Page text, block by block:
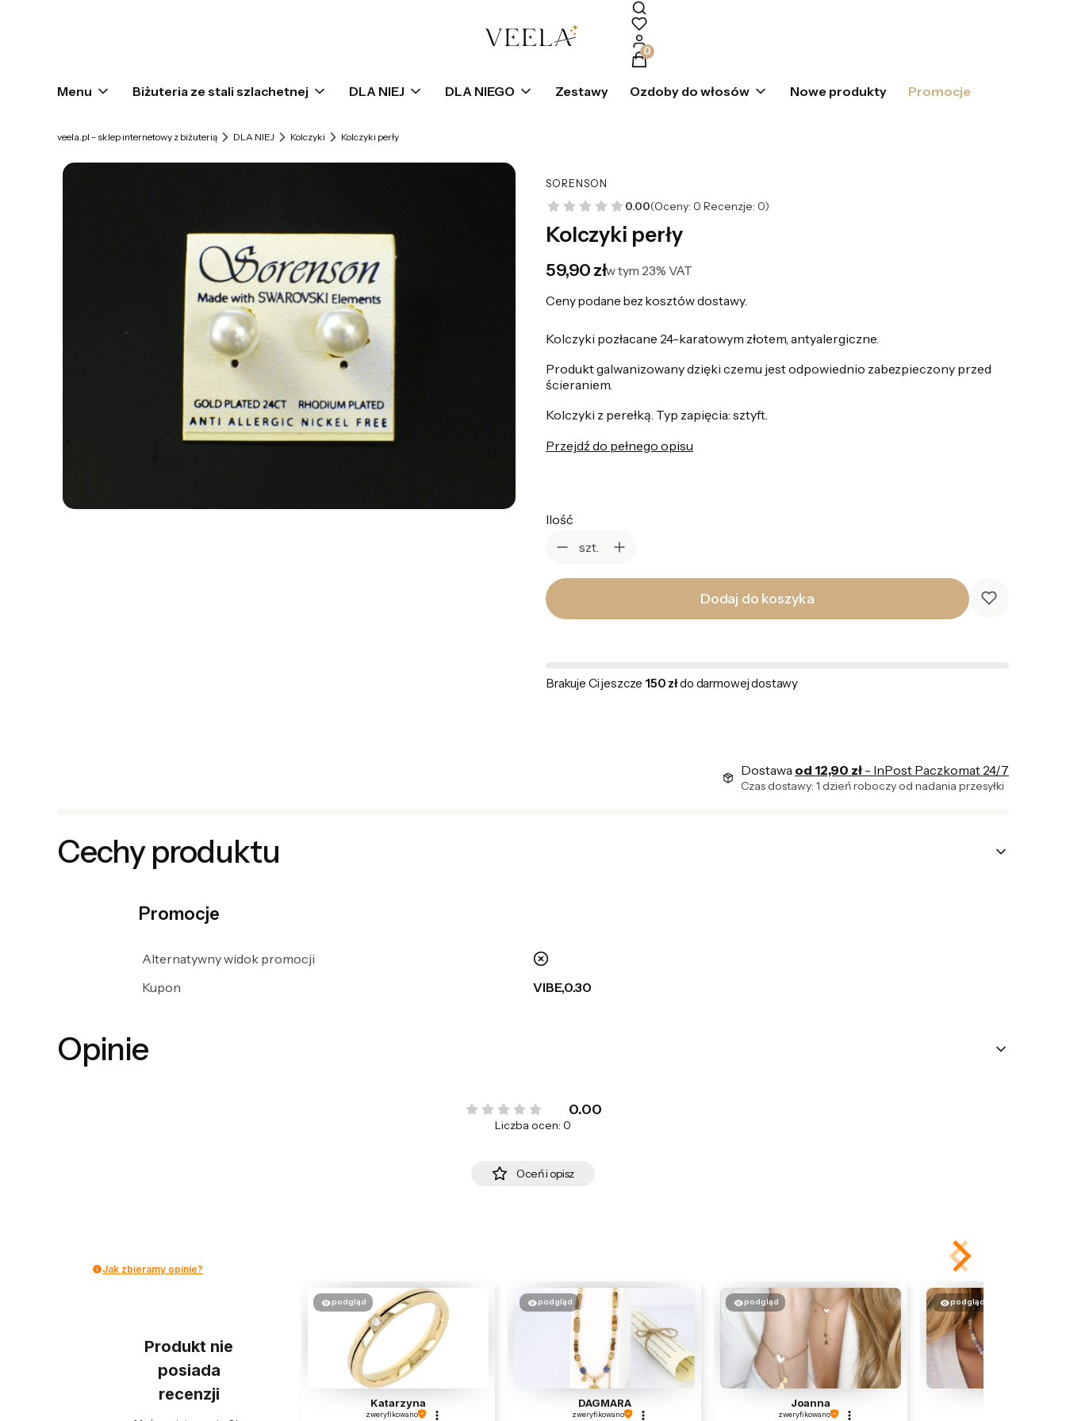
Produkty w koszyku: 0. Zobacz szczegóły
Menu Biżuteria ze stali szlachetnej DLA NIEJ DLA NIEGO Zestawy Ozdoby do włosów Nowe produkty Promocje
veela.pl - sklep internetowy z biżuterią DLA NIEJ Kolczyki Kolczyki perły
SORENSON
0.00(Oceny: 0 Recenzje: 0)
Kolczyki perły
Cena
59,90 złw tym 23% VAT
w tym 23% VAT
Ceny podane bez kosztów dostawy.
Kolczyki pozłacane 24-karatowym złotem, antyalergiczne.
Produkt galwanizowany dzięki czemu jest odpowiednio zabezpieczony przed
ścieraniem.
Kolczyki z perełką. Typ zapięcia: sztyft.
Przejdź do pełnego opisu
Ilość
szt.
Dodaj do koszyka
Brakuje Ci jeszcze 150 złdo darmowej dostawy
Dostawa od 12,90 zł - InPost Paczkomat 24/7
Czas dostawy: 1 dzień roboczy od nadania przesyłki
Cechy produktu
Promocje
Alternatywny widok promocji
nie
Kupon
VIBE,0.30
Opinie
0.00
Liczba ocen: 0
Oceń i opisz
Jak zbieramy opinie?
Produkt nie
posiada
recenzji
podgląd
Katarzyna
zweryfikowano
podgląd
DAGMARA
zweryfikowano
podgląd
Joanna
zweryfikowano
podgląd